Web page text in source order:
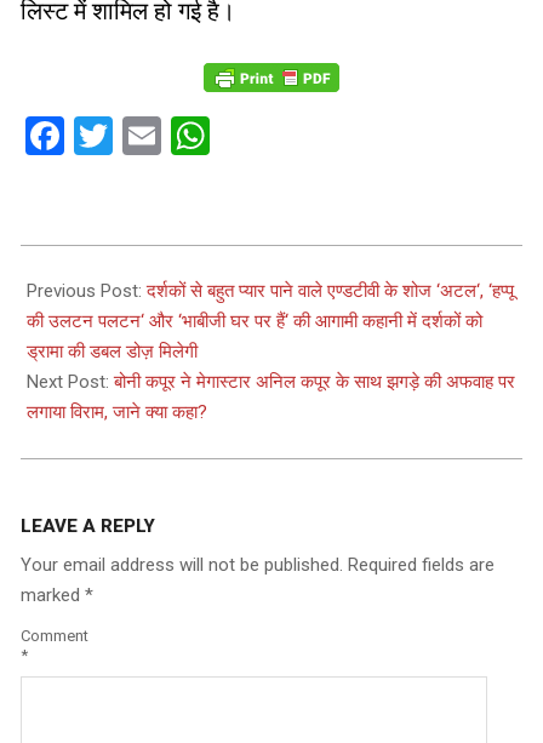
लिस्ट में शामिल हो गई है।
Facebook
Twitter
Email
04-
03
Previous Post:दर्शकों से बहुत प्यार पाने वाले एण्डटीवी के शोज ‘अटल‘, ‘हप्पू
की उलटन पलटन‘ और ‘भाबीजी घर पर हैं‘ की आगामी कहानी में दर्शकों को
ड्रामा की डबल डोज़ मिलेगी
Next Post:बोनी कपूर ने मेगास्टार अनिल कपूर के साथ झगड़े की अफवाह पर
लगाया विराम, जाने क्या कहा?
LEAVE A REPLY
Your email address will not be published. Required fields are
marked *
Comment
*